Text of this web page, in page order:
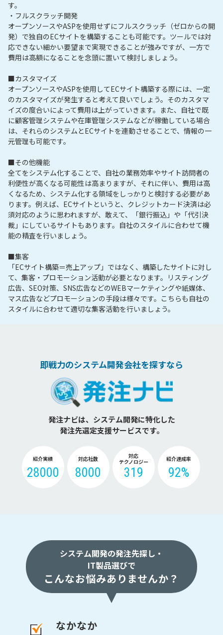
す。
・フルスクラッチ開発
オープンソースやASPを使用せずにフルスクラッチ（ゼロからの開
発）で独自のECサイトを構築することも可能です。ツールでは対
応できない細かい要望まで実現できることが強みですが、一方で
費用は高額になることを念頭に置いて検討しましょう。
■カスタマイズ
オープンソースやASPを使用してECサイト構築する際には、一定
のカスタマイズが発生すると考えて良いでしょう。そのカスタマ
イズの度合いによって費用は上がっていきます。また、自社で既
に顧客管理システムや在庫管理システムなどが稼働している場合
は、それらのシステムとECサイトを連動させることで、情報の一
元管理も可能です。
■その他機能
全てをシステム化することで、自社の業務効率やサイト訪問者の
利便性が高くなる可能性は高まりますが、それに伴い、費用は高
くなるため、システム化する領域をしっかりと検討する必要があ
ります。例えば、ECサイトというと、クレジットカード決済は必
須対応のように思われますが、敢えて、「銀行振込」や「代引決
裁」にしているサイトもあります。自社のスタイルに合わせて機
能の精査を行いましょう。
■集客
「ECサイト構築＝売上アップ」ではなく、構築したサイトに対し
て、集客・プロモーション活動が必要となります。リスティング
広告、SEO対策、SNS広告などのWEBマーケティングや紙媒体、
マス広告などプロモーションの手段は様々です。こちらも自社の
スタイルに合わせて適切な集客活動を行いましょう。
即戦力のシステム開発会社を探すなら
発注ナビは、システム開発に特化した
発注先選定支援サービスです。
紹介実績
28000
対応社数
8000
対応
テクノロジー
319
紹介達成率
92%
システム開発の発注先探し・
IT製品選びで
こんなお悩みありませんか？
なかなか